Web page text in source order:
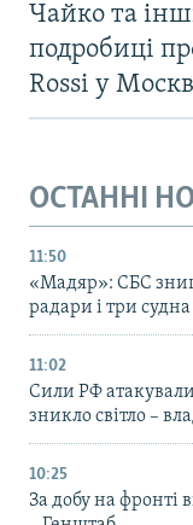
Чайко та
подробиці
Rossi у
ОСТАННІ
11:50
«Мадяр»: СБС
радари і три
11:02
Сили РФ
зникло світло –
10:25
За добу на фронті